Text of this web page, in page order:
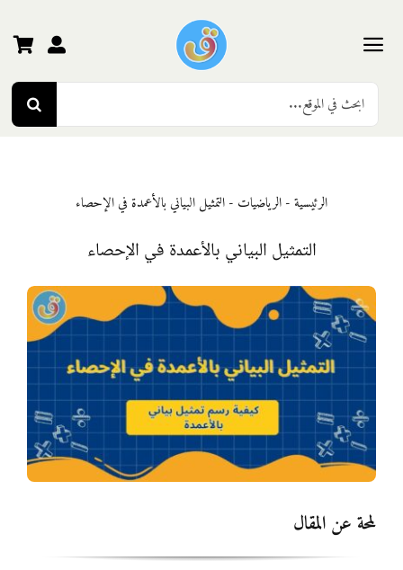
content
Toggle
Navigation
الرئيسية
المرحلة الثانية
المرحلة الثالثة
المواد
أنواع الموارد
الألعاب التفاعلية
Search
for:
الرئيسية-الرياضيات -التمثيل البياني بالأعمدة في الإحصاء
التمثيل البياني بالأعمدة في الإحصاء
لمحة عن المقال